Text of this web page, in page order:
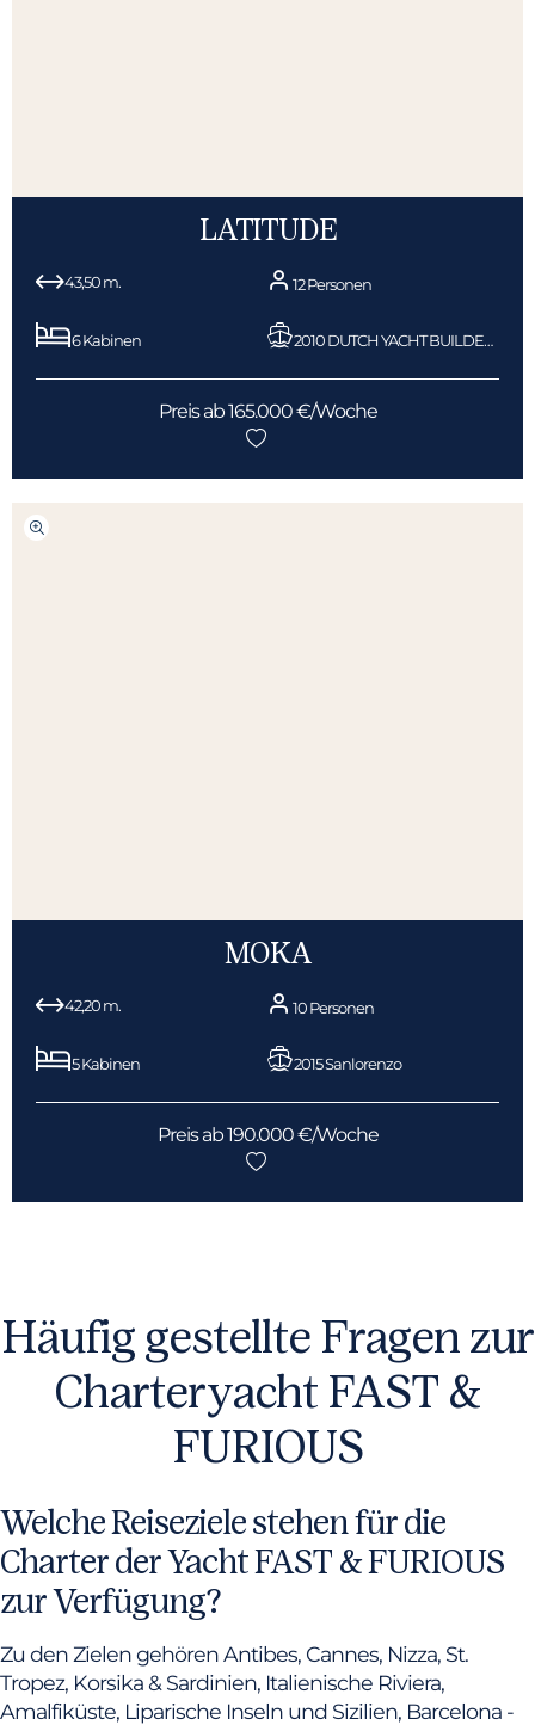
LATITUDE
43,50 m. 12 Personen
6 Kabinen 2010 DUTCH YACHT BUILDERS
Preis ab 165.000 €/Woche
MOKA
42,20 m. 10 Personen
5 Kabinen 2015 Sanlorenzo
Preis ab 190.000 €/Woche
Häufig gestellte Fragen zur
Charteryacht FAST &
FURIOUS
Welche Reiseziele stehen für die
Charter der Yacht FAST & FURIOUS
zur Verfügung?
Zu den Zielen gehören Antibes, Cannes, Nizza, St.
Tropez, Korsika & Sardinien, Italienische Riviera,
Amalfiküste, Liparische Inseln und Sizilien, Barcelona -